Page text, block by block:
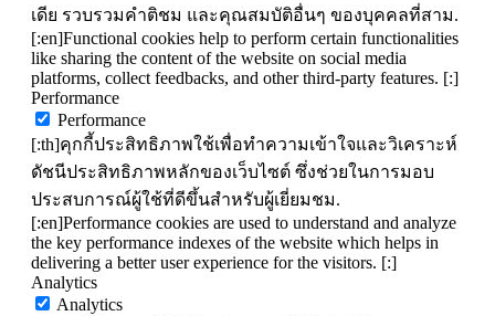
เดีย รวบรวมคำติชม และคุณสมบัติอื่นๆ ของบุคคลที่สาม.
[:en]Functional cookies help to perform certain functionalities
like sharing the content of the website on social media
platforms, collect feedbacks, and other third-party features. [:]
Performance
Performance
[:th]คุกกี้ประสิทธิภาพใช้เพื่อทำความเข้าใจและวิเคราะห์
ดัชนีประสิทธิภาพหลักของเว็บไซต์ ซึ่งช่วยในการมอบ
ประสบการณ์ผู้ใช้ที่ดีขึ้นสำหรับผู้เยี่ยมชม.
[:en]Performance cookies are used to understand and analyze
the key performance indexes of the website which helps in
delivering a better user experience for the visitors. [:]
Analytics
Analytics